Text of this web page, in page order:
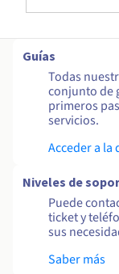
Guías
Todas
conjunto de
primeros
servicios.
Acceder a
Niveles de
Puede
ticket y
sus
Saber más